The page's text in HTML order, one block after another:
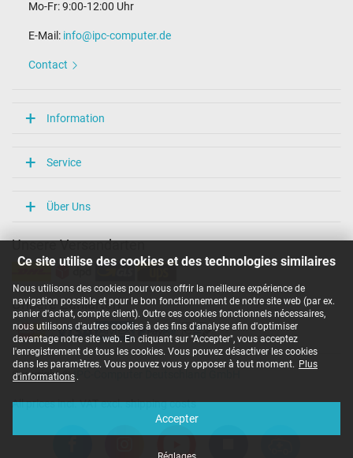
Ce site utilise des cookies et des technologies similaires
Nous utilisons des cookies pour vous offrir la meilleure expérience de
navigation possible et pour le bon fonctionnement de notre site web (par ex.
panier d'achat, compte client). Outre ces cookies fonctionnels nécessaires,
nous utilisons d'autres cookies à des fins d'analyse afin d'optimiser
davantage notre site web. En cliquant sur "Accepter", vous acceptez
l'enregistrement de tous les cookies. Vous pouvez désactiver les cookies
dans les paramètres. Vous pouvez vous y opposer à tout moment. Plus
d'informations .
Accepter
Mo-Fr: 9:00-12:00 Uhr
E-Mail: info@ipc-computer.de
Contact
Information
Service
Über Uns
Unsere Versandarten
Unsere Zahlarten
Copyright ©IPC-Computer Deutschland GmbH
All prices incl. VAT excl. shipping costs